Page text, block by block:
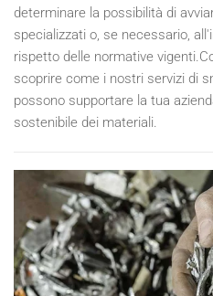
determinare la possibilità di
specializzati o, se necessario,
rispetto delle normative
scoprire come i nostri servizi di
possono supportare la tua
sostenibile dei materiali.